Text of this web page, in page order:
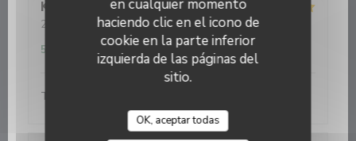
en cualquier momento
haciendo clic en el icono de
cookie en la parte inferior
izquierda de las páginas del
sitio.
OK, aceptar todas
Koen
2026-08-04- 19:00 - Invitados 2
/5 Ambiente: 5/5 Menú: 5/5 Calidad / Precio
5
Top ! Very good price-quality of food and service !